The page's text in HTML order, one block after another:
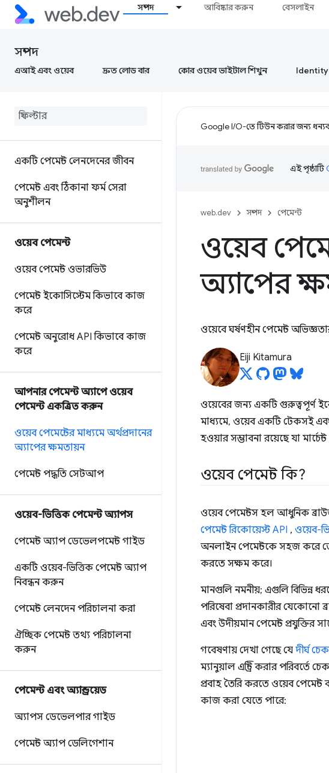
সম্পদ আবিষ্কার করুন বেসলাইন
সম্পদ
এআই এবং ওয়েব দ্রুত লোড বার কোর ওয়েব ভাইটাল শিখুন Identity
একটি পেমেন্ট লেনদেনের জীবন
পেমেন্ট এবং ঠিকানা ফর্ম সেরা
অনুশীলন
ওয়েব পেমেন্ট
ওয়েব পেমেন্ট ওভারভিউ
পেমেন্ট ইকোসিস্টেম কিভাবে কাজ
করে
পেমেন্ট অনুরোধ API কিভাবে কাজ
করে
আপনার পেমেন্ট অ্যাপে ওয়েব
পেমেন্ট একত্রিত করুন
ওয়েব পেমেন্টের মাধ্যমে অর্থপ্রদানের
অ্যাপের ক্ষমতায়ন
পেমেন্ট পদ্ধতি সেটআপ
ওয়েব-ভিত্তিক পেমেন্ট অ্যাপস
পেমেন্ট অ্যাপ ডেভেলপমেন্ট গাইড
একটি ওয়েব-ভিত্তিক পেমেন্ট অ্যাপ
নিবন্ধন করুন
পেমেন্ট লেনদেন পরিচালনা করা
ঐচ্ছিক পেমেন্ট তথ্য পরিচালনা
করুন
পেমেন্ট এবং অ্যান্ড্রয়েড
অ্যাপস ডেভেলপার গাইড
পেমেন্ট অ্যাপ ডেলিগেশান
Google I/O-তে টিউন করার জন্য
এই পৃষ্ঠাটি
web.dev সম্পদ পেমেন্ট
ওয়েব
অ্যাপের
ওয়েবে ঘর্ষণহীন পেমেন্ট
Eiji Kitamura
ওয়েবের জন্য একটি গুরুত্বপূর্ণ
মাধ্যমে, ওয়েব একটি টেকসই এবং
হওয়ার সম্ভাবনা রয়েছে যা
ওয়েব পেমেন্ট কি?
ওয়েব পেমেন্টস হল আধুনিক
পেমেন্ট রিকোয়েস্ট API , ওয়েব-
অনলাইন পেমেন্টকে সহজ করে
করতে সক্ষম করে।
মানগুলি নমনীয়; এগুলি বিভিন্ন
পরিষেবা প্রদানকারীর যেকোনো
এবং উদীয়মান পেমেন্ট প্রযুক্তির
গবেষণায় দেখা গেছে যে দীর্ঘ
ম্যানুয়াল এন্ট্রি করার
প্রবাহ তৈরি করতে ওয়েব
কাজ করা যেতে পারে: